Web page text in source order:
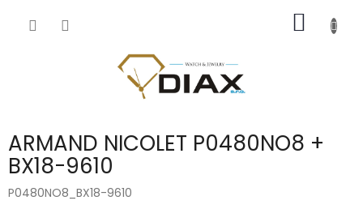
KOŠÍK
ARMAND NICOLET P0480NO8 +
BX18-9610
P0480NO8_BX18-9610